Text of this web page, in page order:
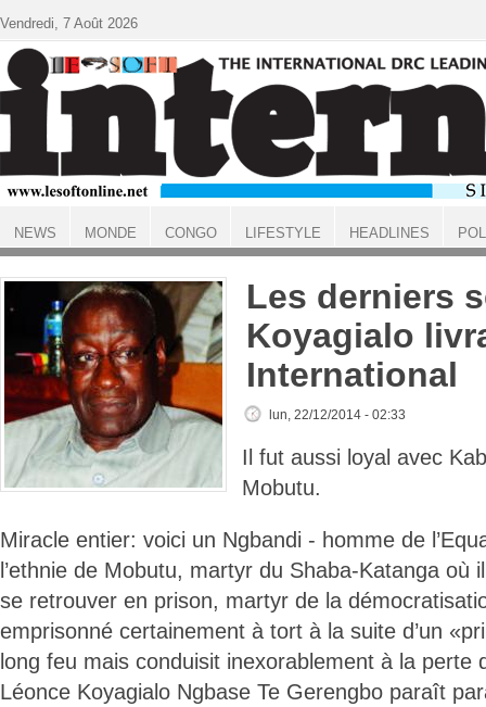
ACCUEIL
Les derniers
Koyagialo
International
lun, 22/12/2014 - 02:33
Il fut aussi loyal avec
Mobutu.
Miracle entier: voici un Ngbandi - homme de
l’ethnie de Mobutu, martyr du Shaba-Katanga où
se retrouver en prison, martyr de la
emprisonné certainement à tort à la suite d’un
long feu mais conduisit inexorablement à la perte
Léonce Koyagialo Ngbase Te Gerengbo paraît
Vendredi, 7 Août 2026
NEWS MONDE CONGO LIFESTYLE HEADLINES